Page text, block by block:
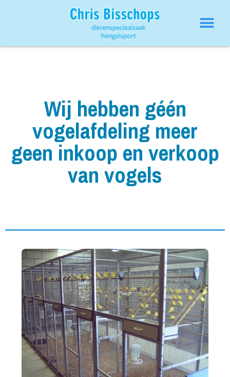
Wij hebben géén
vogelafdeling meer
geen inkoop en verkoop
van vogels